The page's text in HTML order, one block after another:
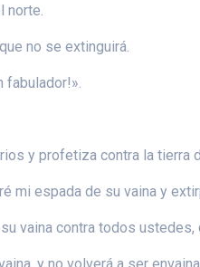
norte.
no se extinguirá.
fabulador!».
y profetiza contra la tierra
mi espada de su vaina y
vaina contra todos